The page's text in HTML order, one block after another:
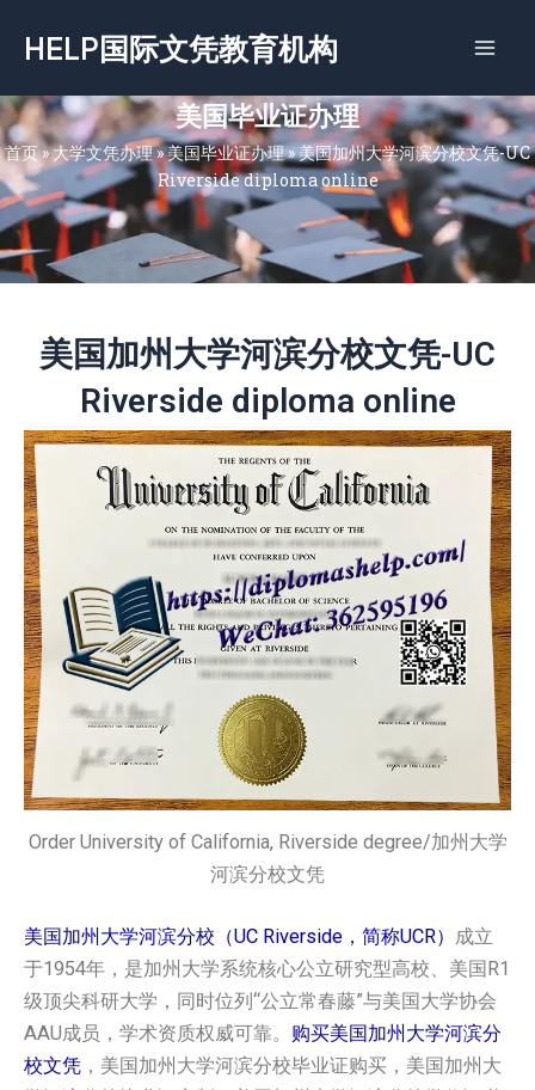
容
HELP国际文凭教育机构
美国毕业证办理
首页»大学文凭办理»美国毕业证办理»美国加州大学河滨分校文凭-UC
Riverside diploma online
美国加州大学河滨分校文凭-UC
Riverside diploma online
Order University of California, Riverside degree/加州大学
河滨分校文凭
美国加州大学河滨分校（UC Riverside，简称UCR）
成立
于1954年，是加州大学系统核心公立研究型高校、美国R1
级顶尖科研大学，同时位列“公立常春藤”与美国大学协会
AAU成员，学术资质权威可靠。 购买美国加州大学河滨分
校文凭 ，美国加州大学河滨分校毕业证购买，美国加州大